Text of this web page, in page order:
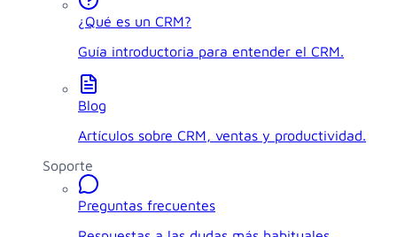
¿Qué es un CRM?
Guía introductoria para entender el CRM.
Blog
Artículos sobre CRM, ventas y productividad.
Soporte
Preguntas frecuentes